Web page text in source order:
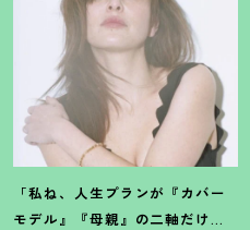
「私ね、人生プランが『カバー
モデル』『母親』の二軸だけな